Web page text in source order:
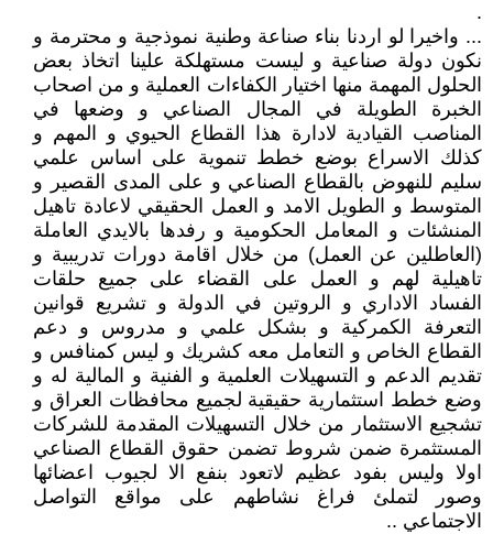
.
... واخيرا لو اردنا بناء صناعة وطنية نموذجية و محترمة و
نكون دولة صناعية و ليست مستهلكة علينا اتخاذ بعض
الحلول المهمة منها اختيار الكفاءات العملية و من اصحاب
الخبرة الطويلة في المجال الصناعي و وضعها في
المناصب القيادية لادارة هذا القطاع الحيوي و المهم و
كذلك الاسراع بوضع خطط تنموية على اساس علمي
سليم للنهوض بالقطاع الصناعي و على المدى القصير و
المتوسط و الطويل الامد و العمل الحقيقي لاعادة تاهيل
المنشئات و المعامل الحكومية و رفدها بالايدي العاملة
(العاطلين عن العمل) من خلال اقامة دورات تدريبية و
تاهيلية لهم و العمل على القضاء على جميع حلقات
الفساد الاداري و الروتين في الدولة و تشريع قوانين
التعرفة الكمركية و بشكل علمي و مدروس و دعم
القطاع الخاص و التعامل معه كشريك و ليس كمنافس و
تقديم الدعم و التسهيلات العلمية و الفنية و المالية له و
وضع خطط استثمارية حقيقية لجميع محافظات العراق و
تشجيع الاستثمار من خلال التسهيلات المقدمة للشركات
المستثمرة ضمن شروط تضمن حقوق القطاع الصناعي
اولا وليس بفود عظيم لاتعود بنفع الا لجيوب اعضائها
وصور لتملئ فراغ نشاطهم على مواقع التواصل
الاجتماعي ..